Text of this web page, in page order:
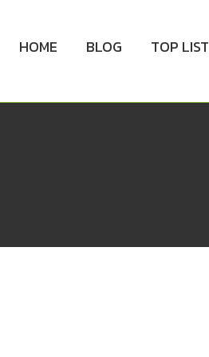
HOME BLOG TOP LIST